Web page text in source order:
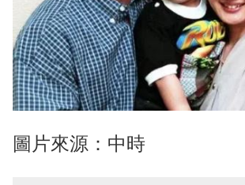
圖片來源：中時